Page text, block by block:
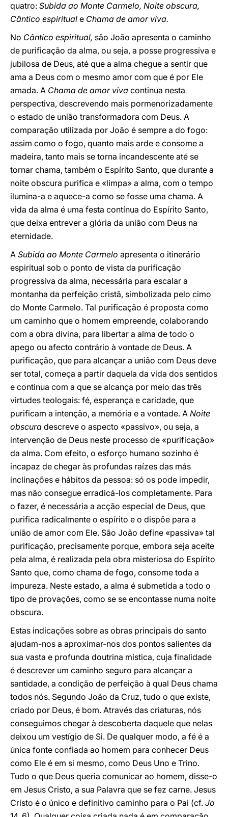
quatro: Subida ao Monte Carmelo, Noite obscura,
Cântico espiritual e Chama de amor viva.
No Cântico espiritual, são João apresenta o caminho
de purificação da alma, ou seja, a posse progressiva e
jubilosa de Deus, até que a alma chegue a sentir que
ama a Deus com o mesmo amor com que é por Ele
amada. A Chama de amor viva continua nesta
perspectiva, descrevendo mais pormenorizadamente
o estado de união transformadora com Deus. A
comparação utilizada por João é sempre a do fogo:
assim como o fogo, quanto mais arde e consome a
madeira, tanto mais se torna incandescente até se
tornar chama, também o Espírito Santo, que durante a
noite obscura purifica e «limpa» a alma, com o tempo
ilumina-a e aquece-a como se fosse uma chama. A
vida da alma é uma festa contínua do Espírito Santo,
que deixa entrever a glória da união com Deus na
eternidade.
A Subida ao Monte Carmelo apresenta o itinerário
espiritual sob o ponto de vista da purificação
progressiva da alma, necessária para escalar a
montanha da perfeição cristã, simbolizada pelo cimo
do Monte Carmelo. Tal purificação é proposta como
um caminho que o homem empreende, colaborando
com a obra divina, para libertar a alma de todo o
apego ou afecto contrário à vontade de Deus. A
purificação, que para alcançar a união com Deus deve
ser total, começa a partir daquela da vida dos sentidos
e continua com a que se alcança por meio das três
virtudes teologais: fé, esperança e caridade, que
purificam a intenção, a memória e a vontade. A Noite
obscura descreve o aspecto «passivo», ou seja, a
intervenção de Deus neste processo de «purificação»
da alma. Com efeito, o esforço humano sozinho é
incapaz de chegar às profundas raízes das más
inclinações e hábitos da pessoa: só os pode impedir,
mas não consegue erradicá-los completamente. Para
o fazer, é necessária a acção especial de Deus, que
purifica radicalmente o espírito e o dispõe para a
união de amor com Ele. São João define «passiva» tal
purificação, precisamente porque, embora seja aceite
pela alma, é realizada pela obra misteriosa do Espírito
Santo que, como chama de fogo, consome toda a
impureza. Neste estado, a alma é submetida a todo o
tipo de provações, como se se encontasse numa noite
obscura.
Estas indicações sobre as obras principais do santo
ajudam-nos a aproximar-nos dos pontos salientes da
sua vasta e profunda doutrina mística, cuja finalidade
é descrever um caminho seguro para alcançar a
santidade, a condição de perfeição à qual Deus chama
todos nós. Segundo João da Cruz, tudo o que existe,
criado por Deus, é bom. Através das criaturas, nós
conseguimos chegar à descoberta daquele que nelas
deixou um vestígio de Si. De qualquer modo, a fé é a
única fonte confiada ao homem para conhecer Deus
como Ele é em si mesmo, como Deus Uno e Trino.
Tudo o que Deus queria comunicar ao homem, disse-o
em Jesus Cristo, a sua Palavra que se fez carne. Jesus
Cristo é o único e definitivo caminho para o Pai (cf. Jo